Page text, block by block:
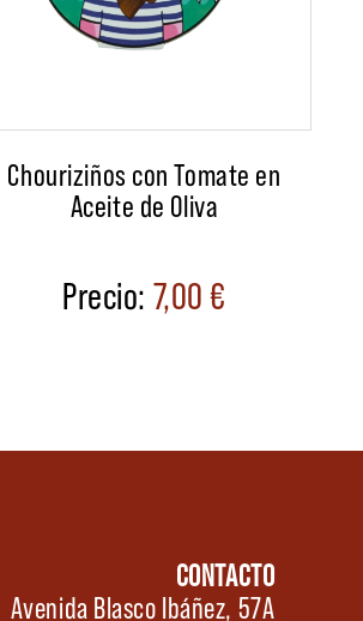
Chouriziños con Tomate en
Aceite de Oliva
7,00€
CONTACTO
Avenida Blasco Ibáñez, 57A